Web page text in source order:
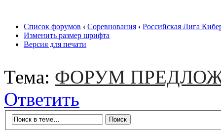
Список форумов ‹ Соревнования ‹ Российская Лига
Изменить размер шрифта
Версия для печати
Тема: ФОРУМ
Ответить